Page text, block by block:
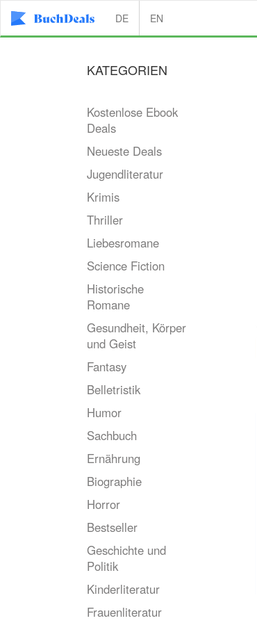
DE EN
KATEGORIEN
Kostenlose Ebook
Deals
Neueste Deals
Jugendliteratur
Krimis
Thriller
Liebesromane
Science Fiction
Historische
Romane
Gesundheit, Körper
und Geist
Fantasy
Belletristik
Humor
Sachbuch
Ernährung
Biographie
Horror
Bestseller
Geschichte und
Politik
Kinderliteratur
Frauenliteratur